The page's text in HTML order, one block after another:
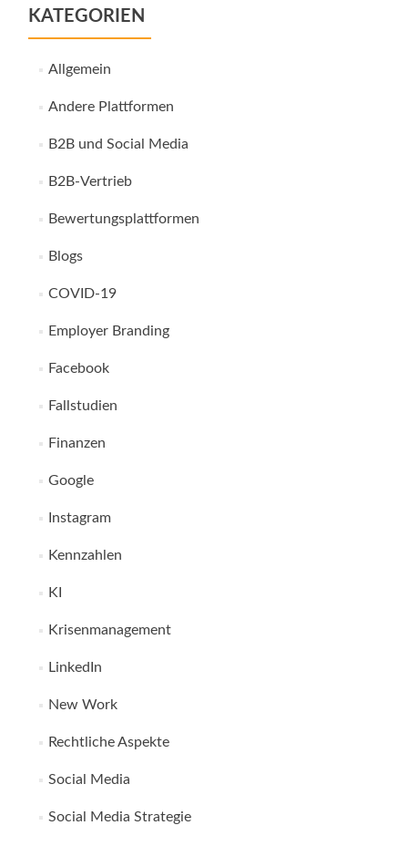
KATEGORIEN
Allgemein
Andere Plattformen
B2B und Social Media
B2B-Vertrieb
Bewertungsplattformen
Blogs
COVID-19
Employer Branding
Facebook
Fallstudien
Finanzen
Google
Instagram
Kennzahlen
KI
Krisenmanagement
LinkedIn
New Work
Rechtliche Aspekte
Social Media
Social Media Strategie